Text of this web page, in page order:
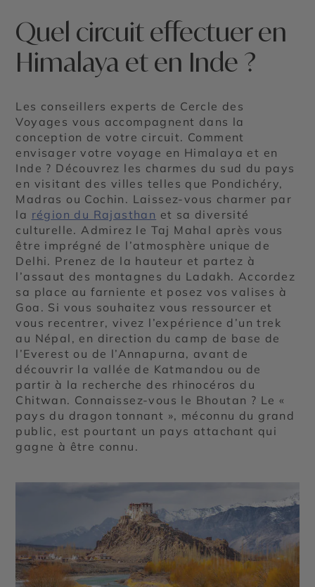
Quel circuit effectuer en
Himalaya et en Inde ?
Les conseillers experts de Cercle des
Voyages vous accompagnent dans la
conception de votre circuit. Comment
envisager votre voyage en Himalaya et en
Inde ? Découvrez les charmes du sud du pays
en visitant des villes telles que Pondichéry,
Madras ou Cochin. Laissez-vous charmer par
la région du Rajasthan et sa diversité
culturelle. Admirez le Taj Mahal après vous
être imprégné de l’atmosphère unique de
Delhi. Prenez de la hauteur et partez à
l’assaut des montagnes du Ladakh. Accordez
sa place au farniente et posez vos valises à
Goa. Si vous souhaitez vous ressourcer et
vous recentrer, vivez l’expérience d’un trek
au Népal, en direction du camp de base de
l’Everest ou de l’Annapurna, avant de
découvrir la vallée de Katmandou ou de
partir à la recherche des rhinocéros du
Chitwan. Connaissez-vous le Bhoutan ? Le «
pays du dragon tonnant », méconnu du grand
public, est pourtant un pays attachant qui
gagne à être connu.